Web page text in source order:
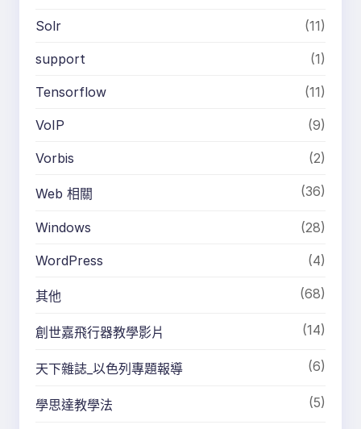
Solr (11)
support (1)
Tensorflow (11)
VoIP (9)
Vorbis (2)
Web 相關 (36)
Windows (28)
WordPress (4)
其他 (68)
創世嘉飛行器教學影片 (14)
天下雜誌_以色列專題報導 (6)
學思達教學法 (5)